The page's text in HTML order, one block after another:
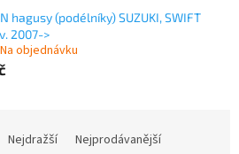
hagusy (podélníky) SUZUKI, SWIFT
2007->
objednávku
Nejdražší Nejprodávanější